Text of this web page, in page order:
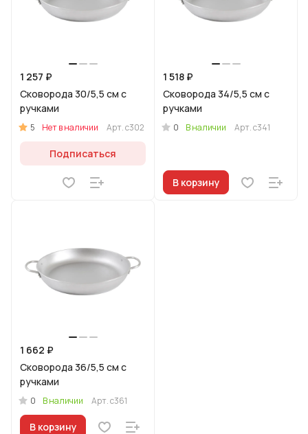
1 257 ₽
Сковорода 30/5,5 см с
ручками
5 Нет в наличии Арт.с302
Подписаться
1 518 ₽
Сковорода 34/5,5 см с
ручками
0 В наличии Арт.с341
В корзину
1 662 ₽
Сковорода 36/5,5 см с
ручками
0 В наличии Арт.с361
В корзину